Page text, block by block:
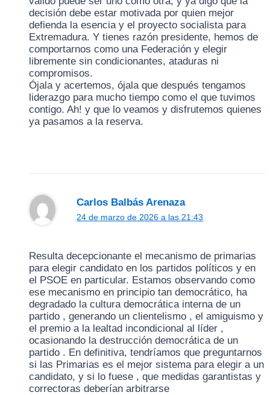
decisión debe estar motivada por quien mejor
defienda la esencia y el proyecto socialista para
Extremadura. Y tienes razón presidente, hemos de
comportarnos como una Federación y elegir
libremente sin condicionantes, ataduras ni
compromisos.
Ójala y acertemos, ójala que después tengamos
liderazgo para mucho tiempo como el que tuvimos
contigo. Ah! y que lo veamos y disfrutemos quienes
ya pasamos a la reserva.
Carlos Balbás Arenaza
24 de marzo de 2026 a las 21:43
Resulta decepcionante el mecanismo de primarias
para elegir candidato en los partidos políticos y en
el PSOE en particular. Estamos observando como
ese mecanismo en principio tan democrático, ha
degradado la cultura democrática interna de un
partido , generando un clientelismo , el amiguismo y
el premio a la lealtad incondicional al líder ,
ocasionando la destrucción democrática de un
partido . En definitiva, tendríamos que preguntarnos
si las Primarias es el mejor sistema para elegir a un
candidato, y si lo fuese , que medidas garantistas y
correctoras deberían arbitrarse